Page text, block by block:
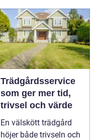
Trädgårdsservice
som ger mer tid,
trivsel och värde
En välskött trädgård
höjer både trivseln och